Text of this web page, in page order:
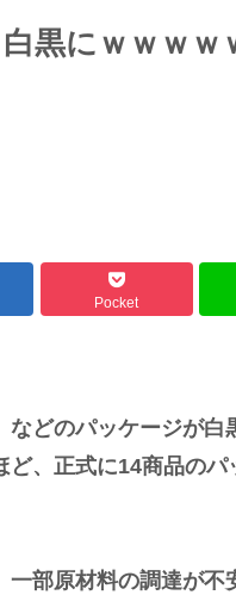
黒にｗｗｗｗ
Pocket
どのパッケージが白
、正式に14商品の
部原材料の調達が不